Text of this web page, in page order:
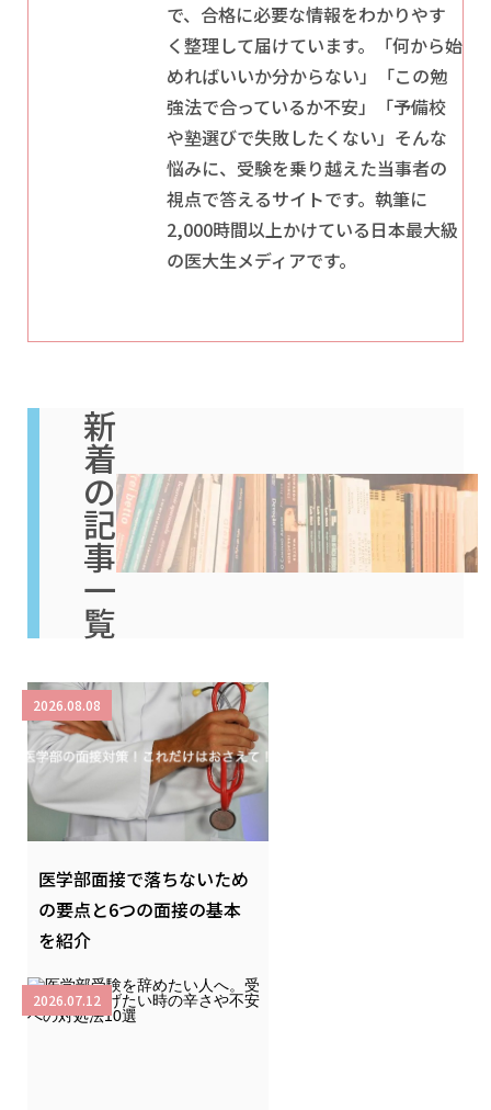
で、合格に必要な情報をわかりやす
く整理して届けています。「何から始
めればいいか分からない」「この勉
強法で合っているか不安」「予備校
や塾選びで失敗したくない」そんな
悩みに、受験を乗り越えた当事者の
視点で答えるサイトです。執筆に
2,000時間以上かけている日本最大級
の医大生メディアです。
新
着
の
記
事
一
覧
医学部面接で落ちないため
の要点と6つの面接の基本
を紹介
2026.08.08
2026.07.12